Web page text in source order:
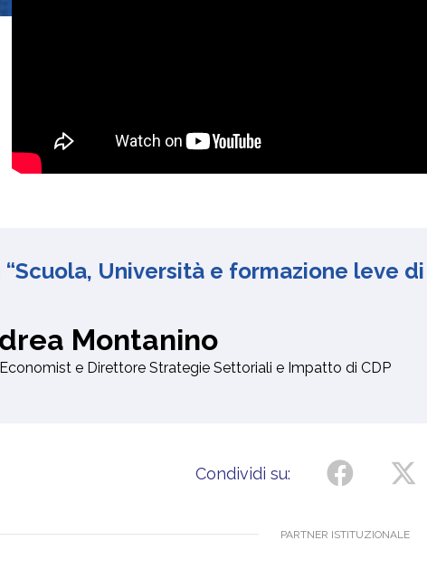
Università e formazione leve
Montanino
e Direttore Strategie Settoriali e Impatto di CDP
Condividi su:
PARTNER ISTITUZIONALE